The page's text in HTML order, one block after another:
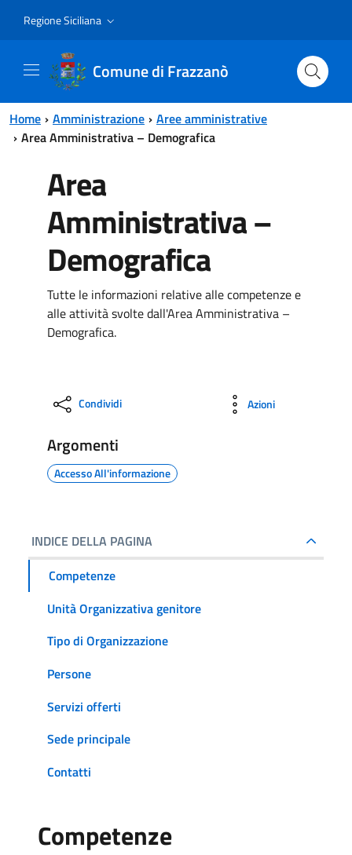
Regione Siciliana
Comune di Frazzanò
Home Amministrazione
Aree amministrative
Area Amministrativa – Demografica
Area
Amministrativa –
Demografica
Tutte le informazioni relative alle competenze e
alle attività svolte dall'Area Amministrativa –
Demografica.
Condividi Azioni
Argomenti
Accesso All'informazione
INDICE DELLA PAGINA
Competenze
Unità Organizzativa genitore
Tipo di Organizzazione
Persone
Servizi offerti
Sede principale
Contatti
Competenze